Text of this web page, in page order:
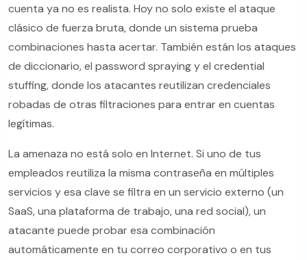
cuenta ya no es realista. Hoy no solo existe el ataque
clásico de fuerza bruta, donde un sistema prueba
combinaciones hasta acertar. También están los ataques
de diccionario, el password spraying y el credential
stuffing, donde los atacantes reutilizan credenciales
robadas de otras filtraciones para entrar en cuentas
legítimas.
La amenaza no está solo en Internet. Si uno de tus
empleados reutiliza la misma contraseña en múltiples
servicios y esa clave se filtra en un servicio externo (un
SaaS, una plataforma de trabajo, una red social), un
atacante puede probar esa combinación
automáticamente en tu correo corporativo o en tus